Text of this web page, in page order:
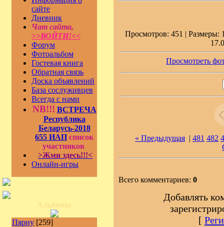
сайте
Дневник
Чат сайта,
>>ВОЙТИ!<<
Форум
Фотоальбом
Гостевая книга
Обратная связь
Доска объявлений
База сослуживцев
Всегда с нами
NB!!! ВСТРЕЧА
Республика
Беларусь-2018
655 ИАП список
участников
>Жми здесь!!!<
Онлайн-игры
Пярну [259]
Просмотров: 451 | Размеры:
Просмотреть
« Предыдущая | 481 482
Всего комментариев: 0
Добавлять
[